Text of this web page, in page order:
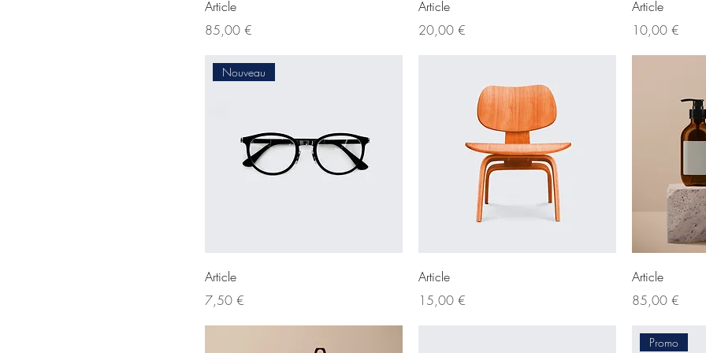
Article
Prix
85,00 €
Article
Prix
20,00 €
Article
Prix
10,00 €
Nouveau
Article
Prix
7,50 €
Article
Prix
15,00 €
Article
Prix
85,00 €
Promo